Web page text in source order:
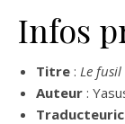
Infos
Titre : Le fusil
Auteur :